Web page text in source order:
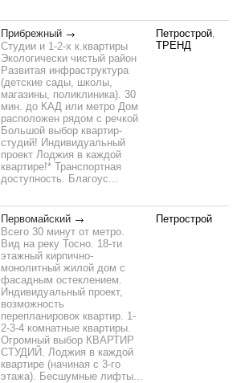
Прибрежный
Студии и 1-2-х к.квартиры
Экологически чистый район
Развитая инфраструктура
(детские сады, школы,
магазины, поликлиника). 30
мин. до КАД или метро Дом
расположен рядом с речкой
Большой выбор квартир-
студий! Индивидуальный
проект Лоджия в каждой
квартире!* Транспортная
доступность. Благоус...
Петрострой,
ТРЕНД
Первомайский
Всего 30 минут от метро.
Вид на реку Тосно. 18-ти
этажный кирпично-
монолитный жилой дом с
фасадным остеклением.
Индивидуальный проект,
возможность
перепланировок квартир. 1-
2-3-4 комнатные квартиры.
Огромный выбор КВАРТИР
СТУДИЙ. Лоджия в каждой
квартире (начиная с 3-го
этажа). Бесшумные лифты...
Петрострой